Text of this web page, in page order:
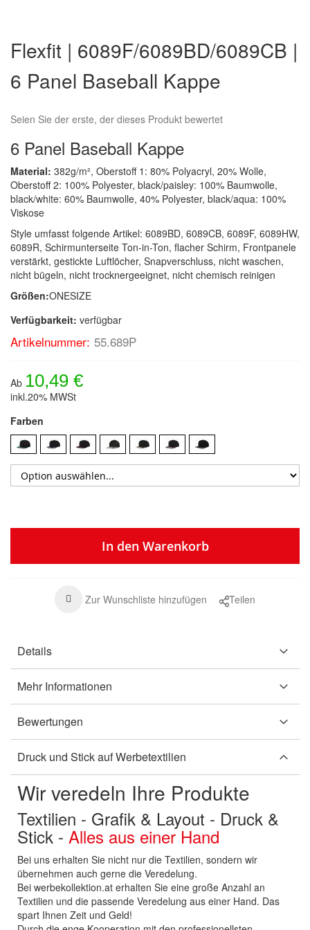
der
Bildergalerie
springen
Flexfit | 6089F/6089BD/6089CB |
6 Panel Baseball Kappe
Seien Sie der erste, der dieses Produkt bewertet
6 Panel Baseball Kappe
Material: 382g/m², Oberstoff 1: 80% Polyacryl, 20% Wolle,
Oberstoff 2: 100% Polyester, black/paisley: 100% Baumwolle,
black/white: 60% Baumwolle, 40% Polyester, black/aqua: 100%
Viskose
Style umfasst folgende Artikel: 6089BD, 6089CB, 6089F, 6089HW,
6089R, Schirmunterseite Ton-in-Ton, flacher Schirm, Frontpanele
verstärkt, gestickte Luftlöcher, Snapverschluss, nicht waschen,
nicht bügeln, nicht trocknergeeignet, nicht chemisch reinigen
Größen:ONESIZE
Verfügbarkeit: verfügbar
Artikelnummer: 55.689P
Ab 10,49 €
inkl.20% MWSt
Farben
In den Warenkorb
Zur Wunschliste hinzufügen Teilen
Details
Mehr Informationen
Bewertungen
Druck und Stick auf Werbetextilien
Wir veredeln Ihre Produkte
Textilien - Grafik & Layout - Druck &
Stick - Alles aus einer Hand
Bei uns erhalten Sie nicht nur die Textilien, sondern wir
übernehmen auch gerne die Veredelung.
Bei werbekollektion.at erhalten Sie eine große Anzahl an
Textilien und die passende Veredelung aus einer Hand. Das
spart Ihnen Zeit und Geld!